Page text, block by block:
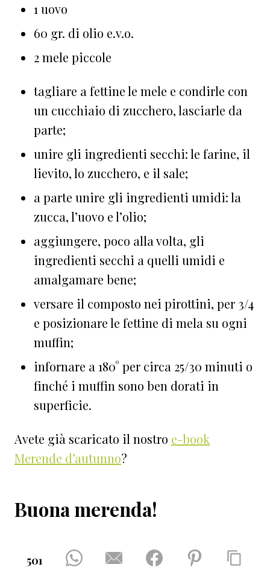
1 uovo
60 gr. di olio e.v.o.
2 mele piccole
tagliare a fettine le mele e condirle con
un cucchiaio di zucchero, lasciarle da
parte;
unire gli ingredienti secchi: le farine, il
lievito, lo zucchero, e il sale;
a parte unire gli ingredienti umidi: la
zucca, l’uovo e l’olio;
aggiungere, poco alla volta, gli
ingredienti secchi a quelli umidi e
amalgamare bene;
versare il composto nei pirottini, per 3/4
e posizionare le fettine di mela su ogni
muffin;
infornare a 180° per circa 25/30 minuti o
finché i muffin sono ben dorati in
superficie.
Avete già scaricato il nostro e-book
Merende d’autunno?
Buona merenda!
501